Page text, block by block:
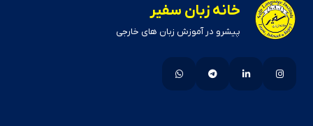
خانه زبان سفیر
پیشرو در آموزش زبان های خارجی